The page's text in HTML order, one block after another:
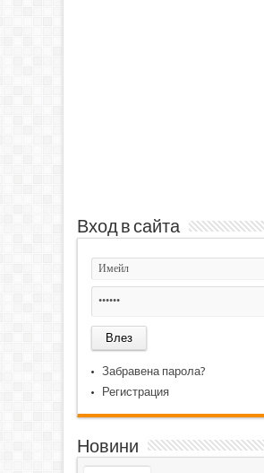
Вход в сайта
Забравена парола?
Регистрация
Новини